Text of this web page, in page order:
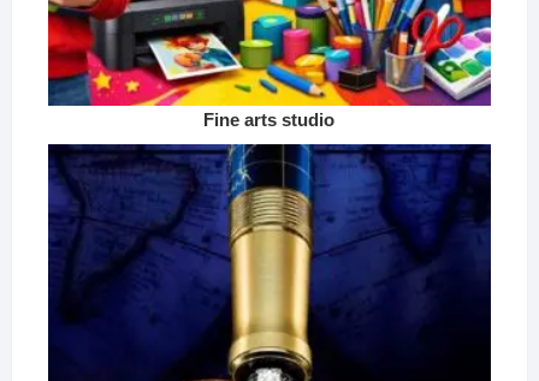
Fine arts studio